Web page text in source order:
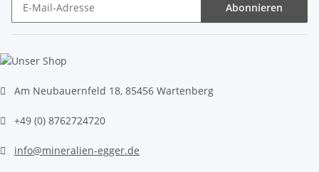
Abonnieren
Am Neubauernfeld 18, 85456 Wartenberg
+49 (0) 8762724720
info@mineralien-egger.de